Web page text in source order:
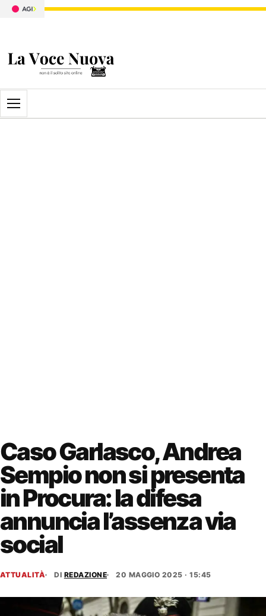
Apri il menu
Caso Garlasco, Andrea
Sempio non si presenta
in Procura: la difesa
annuncia l’assenza via
social
ATTUALITÀ DI REDAZIONE 20 MAGGIO 2025 · 15:45